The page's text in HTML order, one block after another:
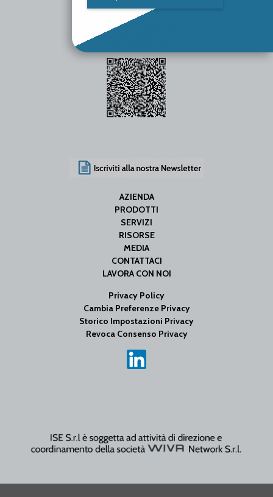
P.Iva / C.F. 01642060469
SDI Code: SUBM70N
AZIENDA
PRODOTTI
SERVIZI
RISORSE
MEDIA
CONTATTACI
LAVORA CON NOI
Privacy Policy
Cambia Preferenze Privacy
Storico Impostazioni Privacy
Revoca Consenso Privacy